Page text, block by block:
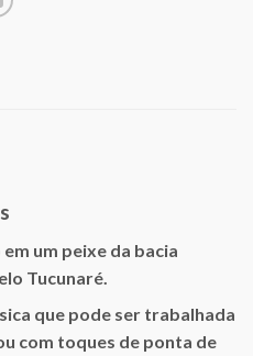
um peixe da bacia
Tucunaré.
que pode ser trabalhada
com toques de ponta de